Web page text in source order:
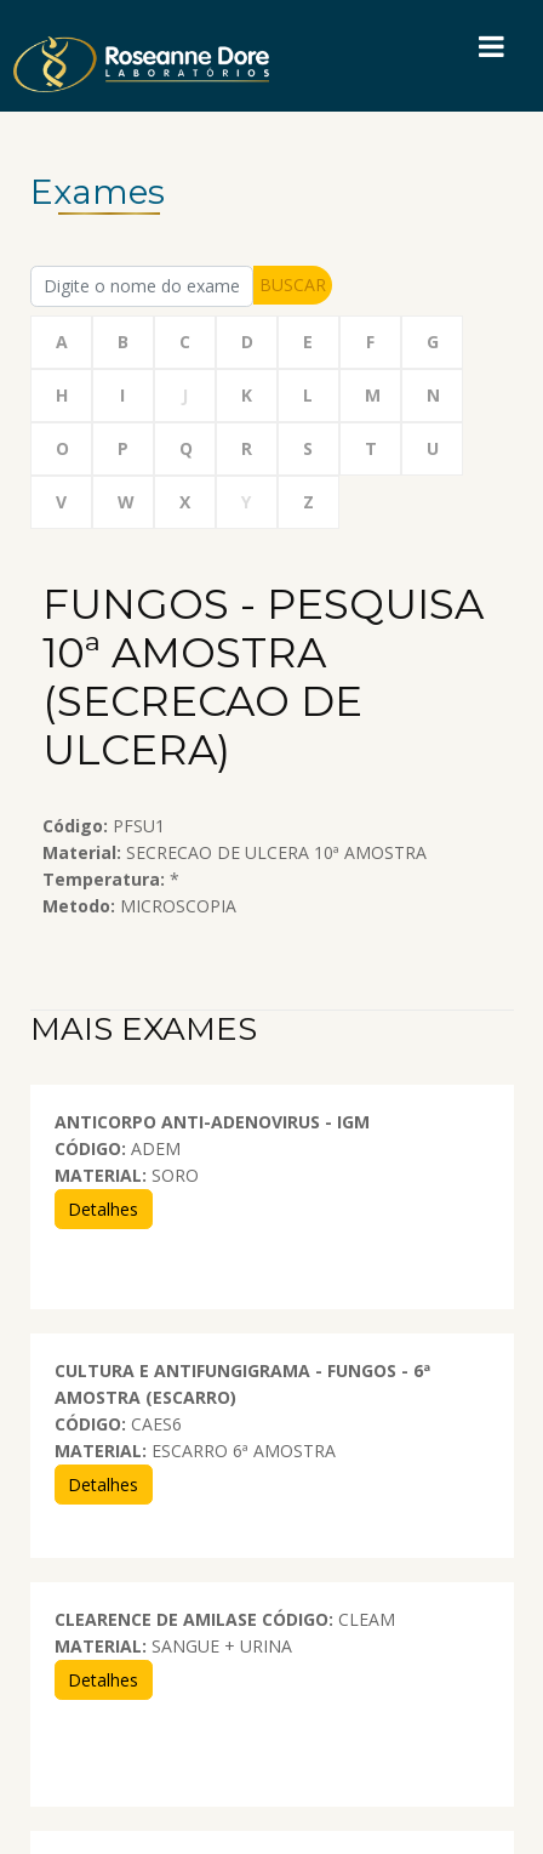
Exames
BUSCAR
A B C D E F G
H I J K L M N
O P Q R S T U
V W X Y Z
FUNGOS - PESQUISA
10ª AMOSTRA
(SECRECAO DE
ULCERA)
Código: PFSU1
Material: SECRECAO DE ULCERA 10ª AMOSTRA
Temperatura: *
Metodo: MICROSCOPIA
MAIS EXAMES
ANTICORPO ANTI-ADENOVIRUS - IGM
CÓDIGO: ADEM
MATERIAL: SORO
Detalhes
CULTURA E ANTIFUNGIGRAMA - FUNGOS - 6ª
AMOSTRA (ESCARRO)
CÓDIGO: CAES6
MATERIAL: ESCARRO 6ª AMOSTRA
Detalhes
CLEARENCE DE AMILASE CÓDIGO: CLEAM
MATERIAL: SANGUE + URINA
Detalhes